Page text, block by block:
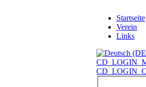
Startseite
Verein
Links